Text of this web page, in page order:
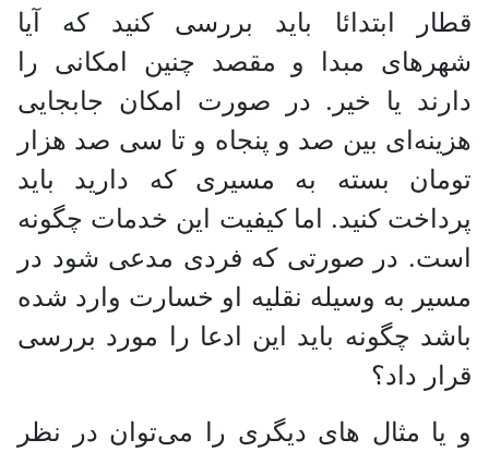
قطار ابتدائا باید بررسی کنید که آیا
شهر‌های مبدا و مقصد چنین امکانی را
دارند یا خیر. در صورت امکان جابجایی
هزینه‌ای بین صد و پنجاه و تا سی صد هزار
تومان بسته به مسیری که دارید باید
پرداخت کنید. اما کیفیت این خدمات چگونه
است. در صورتی که فردی مدعی شود در
مسیر به وسیله نقلیه او خسارت وارد شده
باشد چگونه باید این ادعا را مورد بررسی
قرار داد؟
و یا مثال های دیگری را می‌توان در نظر